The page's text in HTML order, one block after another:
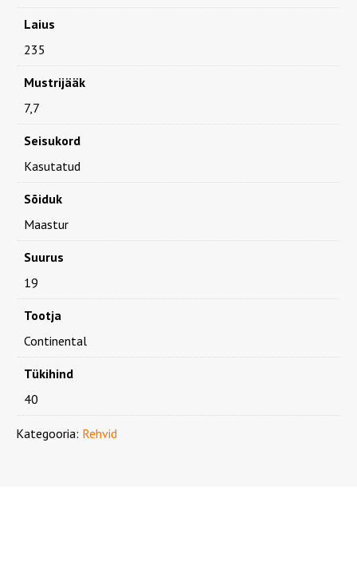
Laius
235
Mustrijääk
7,7
Seisukord
Kasutatud
Sõiduk
Maastur
Suurus
19
Tootja
Continental
Tükihind
40
Kategooria: Rehvid